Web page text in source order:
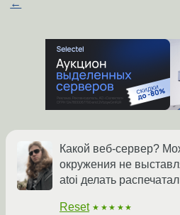
←
Какой веб-сервер?
окружения не
atoi делать
Reset ★★★★★